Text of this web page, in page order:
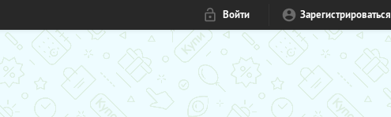
Войти Зарегистрироваться